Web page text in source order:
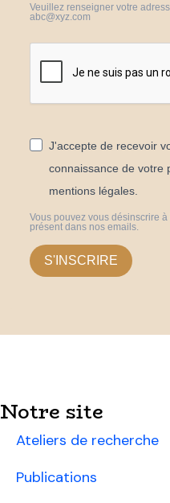
Veuillez renseigner votre
abc@xyz.com
J'accepte de recevoir
connaissance de votre
mentions légales.
Vous pouvez vous désinscrire
présent dans nos emails.
S'INSCRIRE
Notre site
Ateliers de recherche
Publications